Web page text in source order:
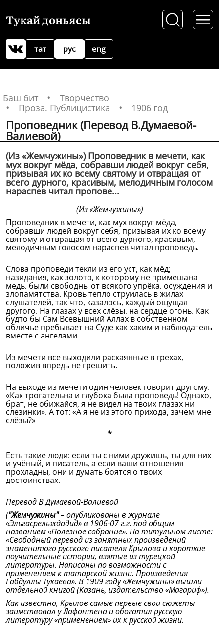
Тукай доньясы
рус
тат eng
Баш бит
Творчество
Проза. Публицистика
1906 год
Проповедник (Перевод В.Думаевой-
Валиевой)
(Из «Жемчужины») Проповедник в мечети, как
мух вокруг мёда, собравши людей вокруг себя,
призывая их ко всему святому и отвращая от
всего дурного, красивым, мелодичным голосом
нараспев читал пропове...
(Из «Жемчужины»)
Проповедник в мечети, как мух вокруг мёда,
собравши людей вокруг себя, призывая их ко всему
святому и отвращая от всего дурного, красивым,
мелодичным голосом нараспев читал проповедь.
Слова проповеди текли из его уст, как мёд;
назидания, как золото, к которому не примешана
медь, были свободны от всякого упрёка, осуждения и
злопамятства. Кровь тепло струилась в жилах
слушателей, так что, казалось, каждый ощущал
другого. На глазах у всех слёзы, на сердце огонь. Как
будто бы Сам Всевышний Аллах в собственном
обличье пребывает на Суде как хаким и наблюдатель
вместе с ангелами.
Из мечети все выходили раскаянные в грехах,
положив впредь не грешить.
На выходе из мечети один человек говорит другому:
«Как трогательна и глубока была проповедь! Однако,
брат, не обижайся, я не видел на твоих глазах ни
слезинки». А тот: «А я не из этого прихода, зачем мне
слёзы?»
*
Есть такие люди: если ты с ними дружишь, ты для них
и учёный, и писатель, а если ваши отношения
прохладны, они и думать боятся о твоих
достоинствах.
Перевод В.Думаевой-Валиевой
("Жемчужины"– опубликованы в журнале
«Эльгасрельждадид» в 1906-07 г.г. под общим
названием «Полезное собрание». На титульном листе:
«Свободный перевод из занятных произведений
знаменитого русского писателя Крылова и короткие
поучительные истории, взятые из турецкой
литературы. Написаны по возможности с
применением к татарской жизни. Произведения
Габдуллы Тукаева». В 1909 году «Жемчужины» вышли
отдельной книгой (Казань, издательство «Магариф»).
Как известно, Крылов самые первые свои сюжеты
заимствовал у Лафонтена и обогатил русскую
литературу «применением» их к русской жизни.